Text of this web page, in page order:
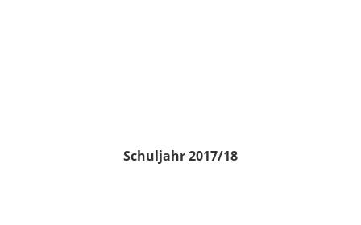
Schuljahr 2017/18